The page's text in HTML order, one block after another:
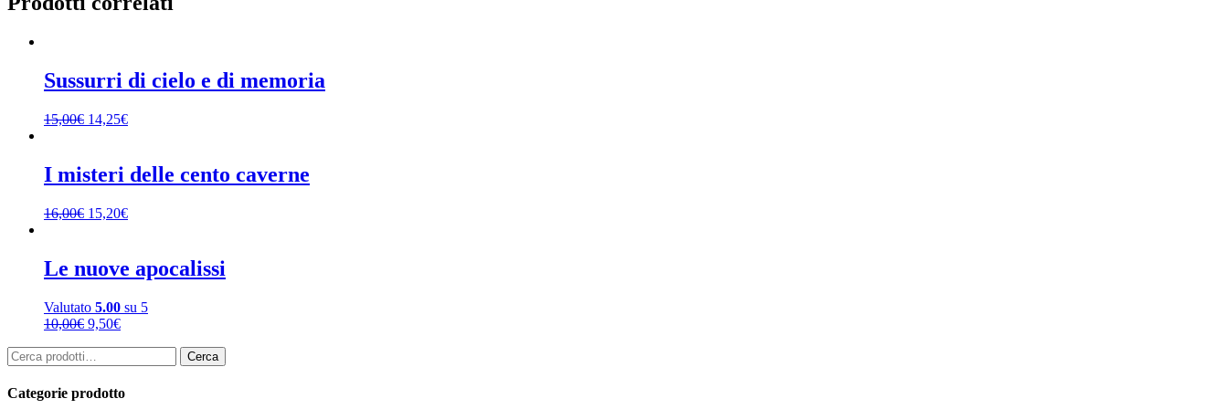
Sussurri di cielo e di memoria
15,00€ 14,25€
I misteri delle cento caverne
16,00€ 15,20€
Le nuove apocalissi
Valutato 5.00 su 5
10,00€ 9,50€
Cerca:
Cerca
Categorie prodotto